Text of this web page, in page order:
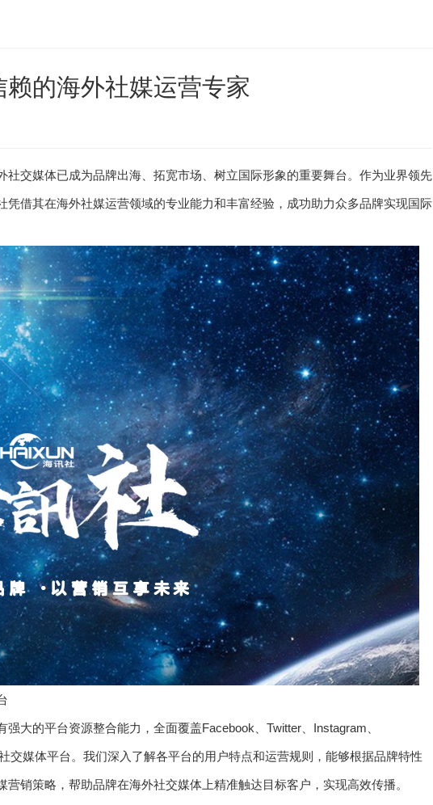
的海外社媒运营专家
社交媒体已成为品牌出海、拓宽市场、树立国际形象的重要舞台。作为业界领先
凭借其在海外社媒运营领域的专业能力和丰富经验，成功助力众多品牌实现国际
大的平台资源整合能力，全面覆盖Facebook、Twitter、Instagram、
交媒体平台。我们深入了解各平台的用户特点和运营规则，能够根据品牌特性
销策略，帮助品牌在海外社交媒体上精准触达目标客户，实现高效传播。